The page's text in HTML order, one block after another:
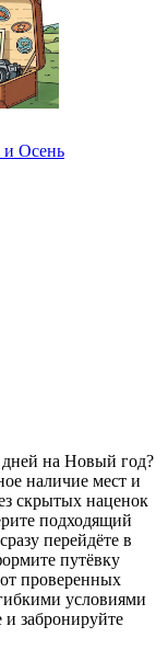
и Осень
на Новый год?
наличие мест и
скрытых наценок
подходящий
перейдёте в
путёвку
проверенных
условиями
забронируйте